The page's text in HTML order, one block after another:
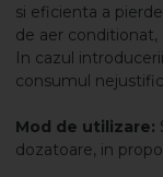
si eficienta a
de aer conditionat,
In cazul
consumul
Mod de utilizare:
dozatoare, in